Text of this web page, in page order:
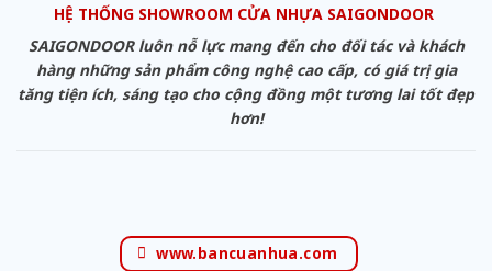
HỆ THỐNG SHOWROOM CỬA NHỰA SAIGONDOOR
SAIGONDOOR luôn nỗ lực mang đến cho đối tác và khách
hàng những sản phẩm công nghệ cao cấp, có giá trị gia
tăng tiện ích, sáng tạo cho cộng đồng một tương lai tốt đẹp
hơn!
www.bancuanhua.com